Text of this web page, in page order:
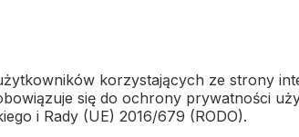
korzystających ze strony
się do ochrony prywatności
i Rady (UE) 2016/679 (RODO).